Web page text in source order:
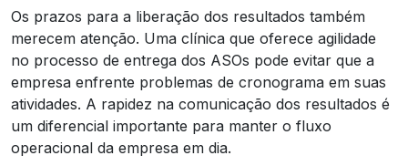
Os prazos para a liberação dos resultados também
merecem atenção. Uma clínica que oferece agilidade
no processo de entrega dos ASOs pode evitar que a
empresa enfrente problemas de cronograma em suas
atividades. A rapidez na comunicação dos resultados é
um diferencial importante para manter o fluxo
operacional da empresa em dia.